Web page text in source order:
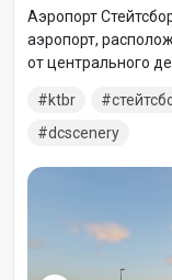
Аэропорт
аэропорт,
от центрального
городу
коммерческое
ktbr
dcscenery